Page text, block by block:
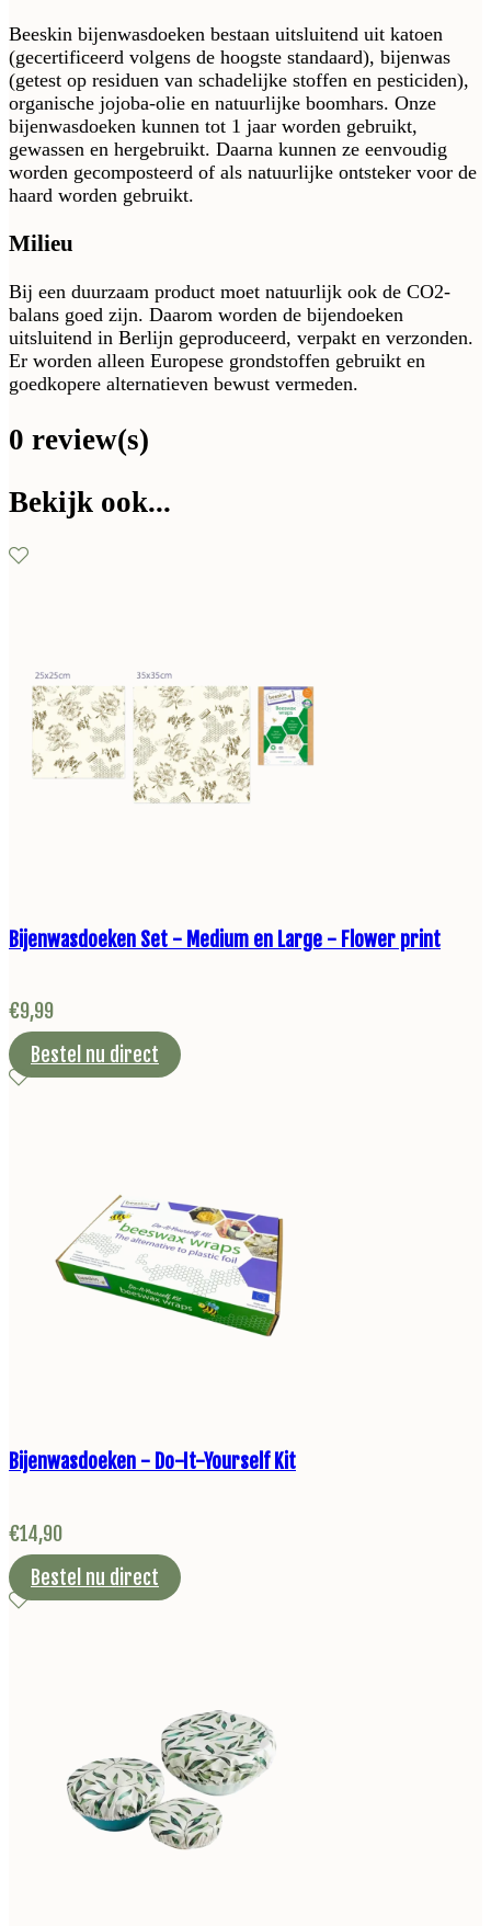
Beeskin bijenwasdoeken bestaan uitsluitend uit katoen
(gecertificeerd volgens de hoogste standaard), bijenwas
(getest op residuen van schadelijke stoffen en pesticiden),
organische jojoba-olie en natuurlijke boomhars. Onze
bijenwasdoeken kunnen tot 1 jaar worden gebruikt,
gewassen en hergebruikt. Daarna kunnen ze eenvoudig
worden gecomposteerd of als natuurlijke ontsteker voor de
haard worden gebruikt.
Milieu
Bij een duurzaam product moet natuurlijk ook de CO2-
balans goed zijn. Daarom worden de bijendoeken
uitsluitend in Berlijn geproduceerd, verpakt en verzonden.
Er worden alleen Europese grondstoffen gebruikt en
goedkopere alternatieven bewust vermeden.
0 review(s)
Bekijk ook...
Bijenwasdoeken Set - Medium en Large - Flower print
€9,99
Bestel nu direct
Bijenwasdoeken - Do-It-Yourself Kit
€14,90
Bestel nu direct